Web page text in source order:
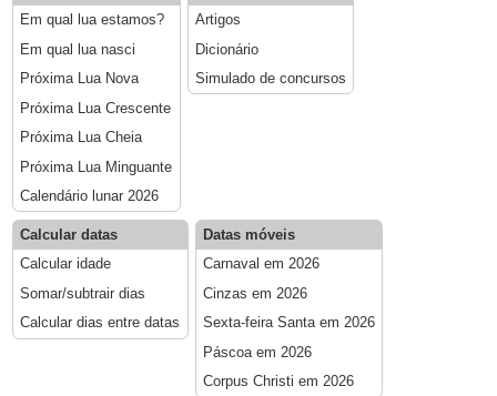
Em qual lua estamos?
Em qual lua nasci
Próxima Lua Nova
Próxima Lua Crescente
Próxima Lua Cheia
Próxima Lua Minguante
Calendário lunar 2026
Artigos
Dicionário
Simulado de concursos
Calcular datas
Calcular idade
Somar/subtrair dias
Calcular dias entre datas
Datas móveis
Carnaval em 2026
Cinzas em 2026
Sexta-feira Santa em 2026
Páscoa em 2026
Corpus Christi em 2026